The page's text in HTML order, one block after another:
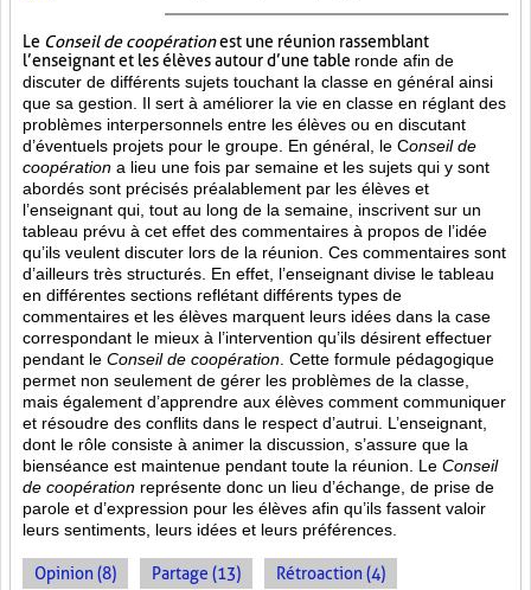
Le Conseil de coopérationest une réunion rassemblant
l’enseignant et les élèves autour d’une table ronde afin de
discuter de différents sujets touchant la classe en général ainsi
que sa gestion. Il sert à améliorer la vie en classe en réglant des
problèmes interpersonnels entre les élèves ou en discutant
d’éventuels projets pour le groupe. En général, le Conseil de
coopération a lieu une fois par semaine et les sujets qui y sont
abordés sont précisés préalablement par les élèves et
l’enseignant qui, tout au long de la semaine, inscrivent sur un
tableau prévu à cet effet des commentaires à propos de l’idée
qu’ils veulent discuter lors de la réunion. Ces commentaires sont
d’ailleurs très structurés. En effet, l’enseignant divise le tableau
en différentes sections reflétant différents types de
commentaires et les élèves marquent leurs idées dans la case
correspondant le mieux à l’intervention qu’ils désirent effectuer
pendant le Conseil de coopération . Cette formule pédagogique
permet non seulement de gérer les problèmes de la classe,
mais également d’apprendre aux élèves comment communiquer
et résoudre des conflits dans le respect d’autrui. L’enseignant,
dont le rôle consiste à animer la discussion, s’assure que la
bienséance est maintenue pendant toute la réunion. Le Conseil
de coopération représente donc un lieu d’échange, de prise de
parole et d’expression pour les élèves afin qu’ils fassent valoir
leurs sentiments, leurs idées et leurs préférences.
Opinion (8) Partage (13) Rétroaction (4)